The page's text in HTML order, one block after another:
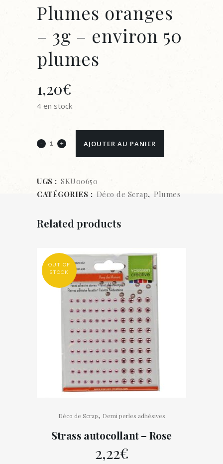
Plumes oranges
– 3g – environ 50
plumes
1,20€
4 en stock
Plumes
-
3g
plumes
quantity
AJOUTER AU PANIER
UGS : SKU00650
CATÉGORIES : Déco de Scrap, Plumes
Related products
OUT OF
STOCK
Déco de Scrap, Demi perles adhésives
Strass autocollant – Rose
2,22€